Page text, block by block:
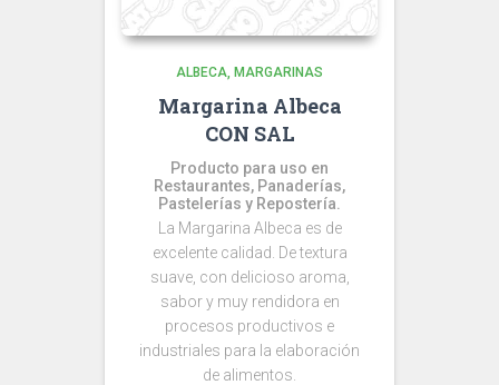
ALBECA MARGARINAS
Margarina Albeca
CON SAL
Producto para uso en
Restaurantes, Panaderías,
Pastelerías y Repostería.
La Margarina Albeca es de
excelente calidad. De textura
suave, con delicioso aroma,
sabor y muy rendidora en
procesos productivos e
industriales para la elaboración
de alimentos.